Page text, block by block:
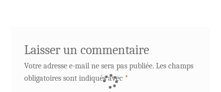
Laisser un commentaire
Votre adresse e-mail ne sera pas publiée. Les champs
obligatoires sont indiqués avec *